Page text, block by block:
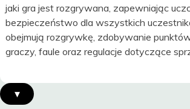
jaki gra jest rozgrywana, zapewniając
bezpieczeństwo dla wszystkich
obejmują rozgrywkę, zdobywanie
graczy, faule oraz regulacje dotyczące
▾